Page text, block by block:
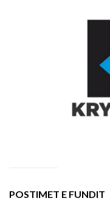
POSTIMET E FUNDIT